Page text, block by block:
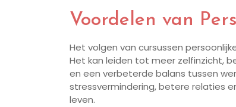
Voordelen van
Het volgen van cursussen
Het kan leiden tot meer zelfinzicht,
en een verbeterde balans tussen
stressvermindering, betere relaties
leven.